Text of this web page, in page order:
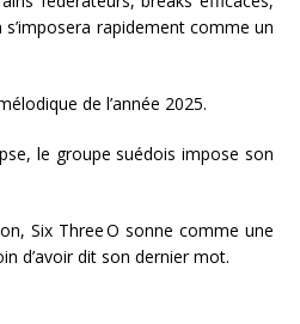
rapidement comme un
de l’année 2025.
le groupe suédois impose son
Six Three O sonne comme une
d’avoir dit son dernier mot.